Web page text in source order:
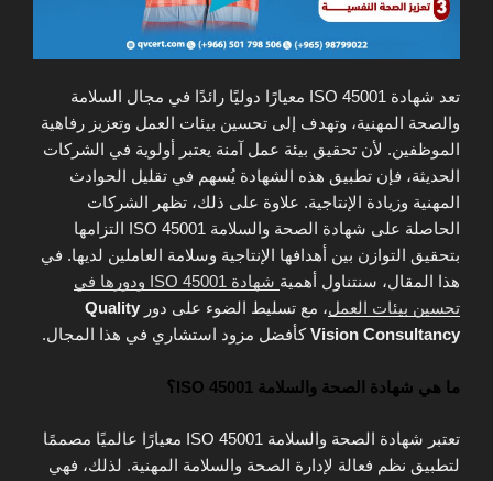
تعد شهادة ISO 45001 معيارًا دوليًا رائدًا في مجال السلامة
والصحة المهنية، وتهدف إلى تحسين بيئات العمل وتعزيز رفاهية
الموظفين. لأن تحقيق بيئة عمل آمنة يعتبر أولوية في الشركات
الحديثة، فإن تطبيق هذه الشهادة يُسهم في تقليل الحوادث
المهنية وزيادة الإنتاجية. علاوة على ذلك، تظهر الشركات
الحاصلة على شهادة الصحة والسلامة ISO 45001 التزامها
بتحقيق التوازن بين أهدافها الإنتاجية وسلامة العاملين لديها. في
هذا المقال، سنتناول أهمية
شهادة ISO 45001 ودورها في
تحسين بيئات العمل، مع تسليط الضوء على دور Quality
Vision Consultancyكأفضل مزود استشاري في هذا المجال.
ما هي شهادة الصحة والسلامة ISO 45001 ؟
تعتبر شهادة الصحة والسلامة ISO 45001 معيارًا عالميًا مصممًا
لتطبيق نظم فعالة لإدارة الصحة والسلامة المهنية. لذلك، فهي